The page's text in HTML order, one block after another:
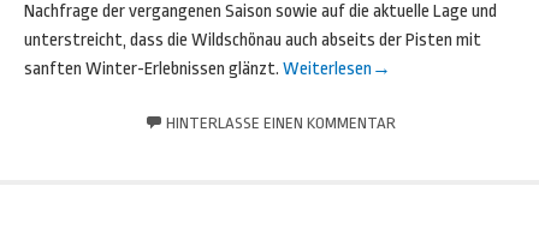
Nachfrage der vergangenen Saison sowie auf die aktuelle Lage und
unterstreicht, dass die Wildschönau auch abseits der Pisten mit
sanften Winter-Erlebnissen glänzt. Weiterlesen →
HINTERLASSE EINEN KOMMENTAR